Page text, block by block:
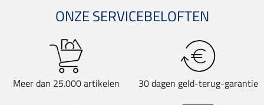
ONZE SERVICEBELOFTEN
Meer dan 25.000 artikelen 30 dagen geld-terug-garantie